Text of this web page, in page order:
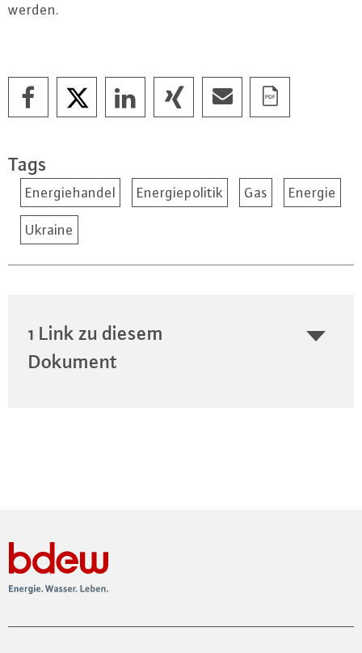
werden.
Tags
Energiehandel Energiepolitik Gas Energie
Ukraine
1 Link zu diesem
Dokument